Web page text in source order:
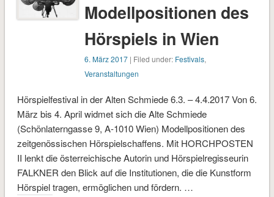
Modellpositionen des
Hörspiels in Wien
6. März 2017 | Filed under: Festivals,
Veranstaltungen
Hörspielfestival in der Alten Schmiede 6.3. – 4.4.2017 Von 6.
März bis 4. April widmet sich die Alte Schmiede
(Schönlaterngasse 9, A-1010 Wien) Modellpositionen des
zeitgenössischen Hörspielschaffens. Mit HORCHPOSTEN
II lenkt die österreichische Autorin und Hörspielregisseurin
FALKNER den Blick auf die Institutionen, die die Kunstform
Hörspiel tragen, ermöglichen und fördern. …